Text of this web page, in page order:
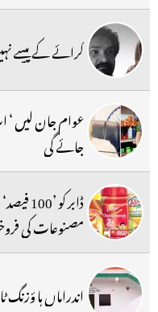
کرائے کے پیسے
عوام جان لیں ‘
جائے گی
ڈابر
مصنوعات کی
اندراماں ہا